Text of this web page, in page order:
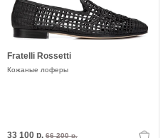
Fratelli Rossetti
Кожаные лоферы
33 100 р. 66 200 р.